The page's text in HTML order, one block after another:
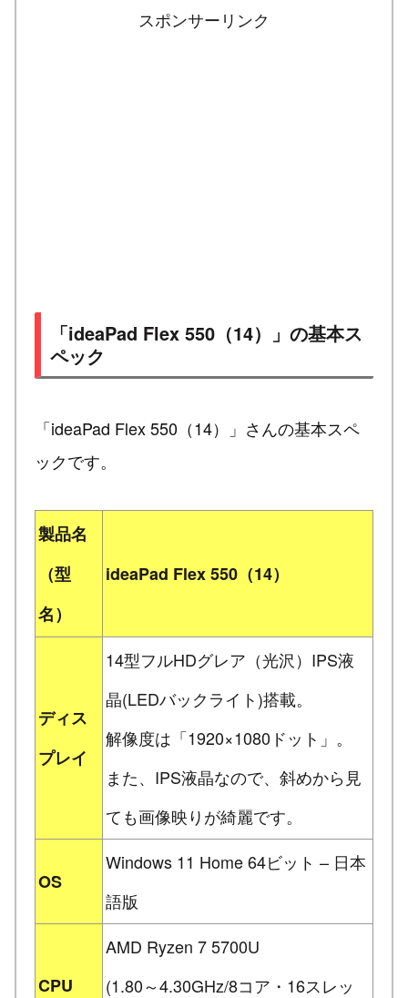
スポンサーリンク
「ideaPad Flex 550（14）」の基本ス
ペック
「ideaPad Flex 550（14）」さんの基本スペ
ックです。
製品名
（型
名）
ideaPad Flex 550（14）
ディス
プレイ
14型フルHDグレア（光沢）IPS液
晶(LEDバックライト)搭載。
解像度は「1920×1080ドット」。
また、IPS液晶なので、斜めから見
ても画像映りが綺麗です。
OS
Windows 11 Home 64ビット – 日本
語版
CPU
AMD Ryzen 7 5700U
(1.80～4.30GHz/8コア・16スレッ